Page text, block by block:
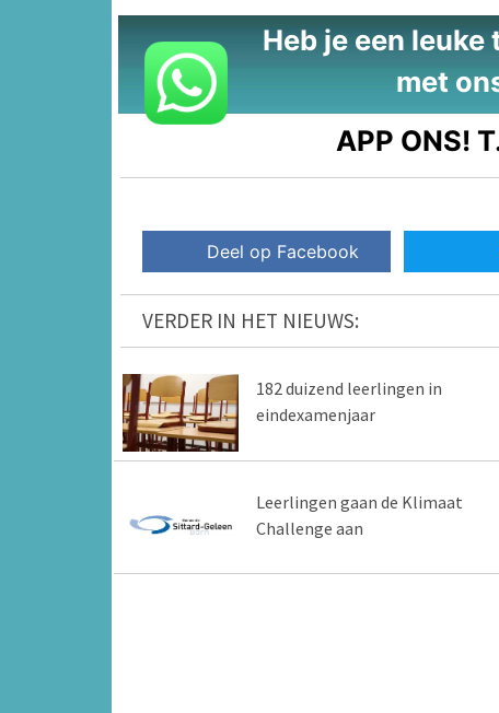
Heb je een
met
APP ONS!
Deel op Facebook
VERDER IN HET NIEUWS:
182 duizend leerlingen in
eindexamenjaar
Leerlingen gaan de Klimaat
Challenge aan